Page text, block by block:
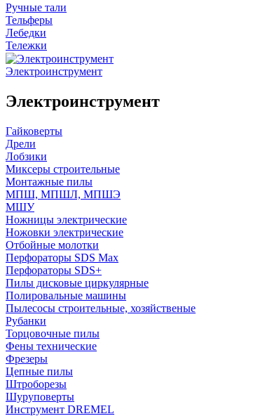
Ручные тали
Тельферы
Лебедки
Тележки
Электроинструмент
Электроинструмент
Гайковерты
Дрели
Лобзики
Миксеры строительные
Монтажные пилы
МПШ, МПШЛ, МПШЭ
МШУ
Ножницы электрические
Ножовки электрические
Отбойные молотки
Перфораторы SDS Max
Перфораторы SDS+
Пилы дисковые циркулярные
Полировальные машины
Пылесосы строительные, хозяйственые
Рубанки
Торцовочные пилы
Фены технические
Фрезеры
Цепные пилы
Штроборезы
Шуруповерты
Инструмент DREMEL